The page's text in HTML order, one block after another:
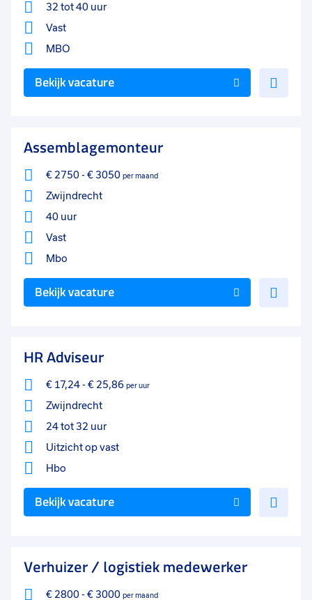
32 tot 40 uur
Vast
MBO
Bekijk vacature
Assemblagemonteur
€ 2750- € 3050 per maand
Zwijndrecht
40 uur
Vast
Mbo
Bekijk vacature
HR Adviseur
€ 17,24- € 25,86 per uur
Zwijndrecht
24 tot 32 uur
Uitzicht op vast
Hbo
Bekijk vacature
Verhuizer / logistiek medewerker
€ 2800- € 3000 per maand